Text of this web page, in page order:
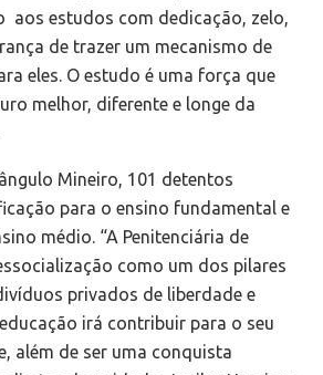
aos estudos com dedicação, zelo,
de trazer um mecanismo de
eles. O estudo é uma força que
melhor, diferente e longe da
Mineiro, 101 detentos
para o ensino fundamental e
médio. “A Penitenciária de
como um dos pilares
privados de liberdade e
irá contribuir para o seu
além de ser uma conquista